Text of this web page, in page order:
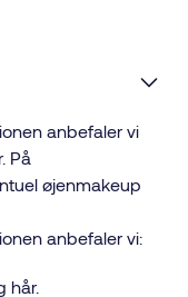
anbefaler vi
På
øjenmakeup
anbefaler vi:
hår.